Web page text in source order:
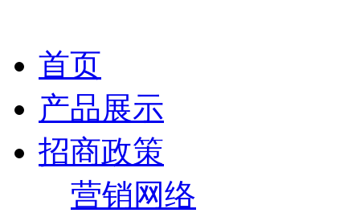
首页
产品展示
招商政策
营销网络